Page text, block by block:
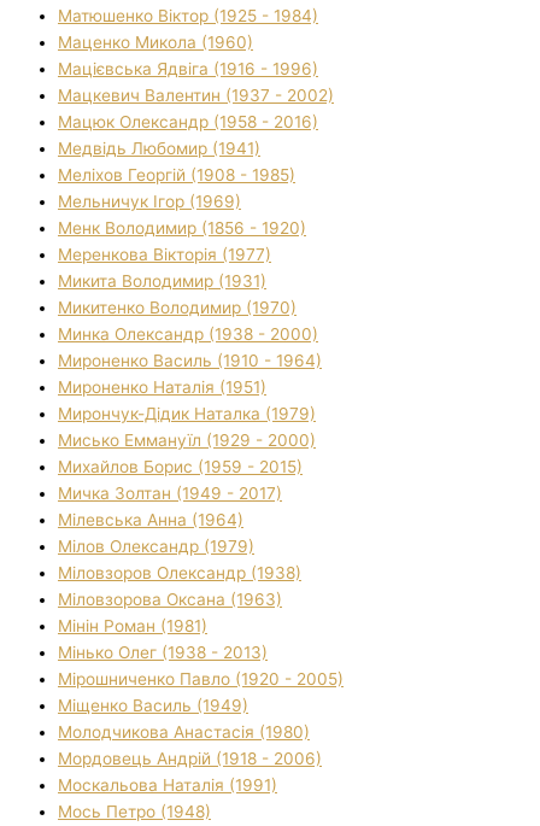
Матюшенко Віктор (1925 - 1984)
Маценко Микола (1960)
Мацієвська Ядвіга (1916 - 1996)
Мацкевич Валентин (1937 - 2002)
Мацюк Олександр (1958 - 2016)
Медвідь Любомир (1941)
Меліхов Георгій (1908 - 1985)
Мельничук Ігор (1969)
Менк Володимир (1856 - 1920)
Меренкова Вікторія (1977)
Микита Володимир (1931)
Микитенко Володимир (1970)
Минка Олександр (1938 - 2000)
Мироненко Василь (1910 - 1964)
Мироненко Наталія (1951)
Мирончук-Дідик Наталка (1979)
Мисько Еммануїл (1929 - 2000)
Михайлов Борис (1959 - 2015)
Мичка Золтан (1949 - 2017)
Мілевська Анна (1964)
Мілов Олександр (1979)
Міловзоров Олександр (1938)
Міловзорова Оксана (1963)
Мінін Роман (1981)
Мінько Олег (1938 - 2013)
Мірошниченко Павло (1920 - 2005)
Міщенко Василь (1949)
Молодчикова Анастасія (1980)
Мордовець Андрій (1918 - 2006)
Москальова Наталія (1991)
Мось Петро (1948)